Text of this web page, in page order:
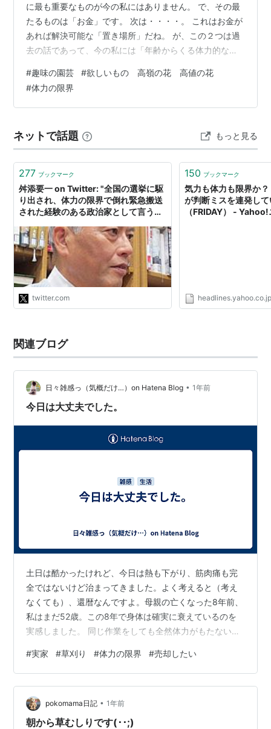
に最も重要なものが今の私にはありません。 で、その最
たるものは「お金」です。 次は・・・・。 これはお金が
あれば解決可能な「置き場所」だね。 が、この２つは過
去の話であって、今の私には「年齢からくる体力的な衰
あっても、欲しいものを買う気にはならないかも。 ちな
みに、今の現役世代では知らないと思うが、私が若かり
し頃には「花作りは金持ちの道楽」とまで言われてい
けだったが。 そう、今では「１０００円以下」でも手に
入る「洋ラン」が、私が二十歳くらいのころ…
#趣味の園芸 #欲しいもの 高嶺の花 高値の花
#体力の限界
ネットで話題 もっと見る
277 ブックマーク
舛添要一 on Twitter: "全国の選挙に駆
り出され、体力の限界で倒れ緊急搬送
された経験のある政治家として言う
休むのは政治家失格であり、私ならも
う戦線復帰している。政治家にとって
は選挙が一番大事だからだ。たとえば
コロナといった病名を医者が正しく公
表すれば万人が納得するのだが。"
twitter.com
150 ブックマーク
気力も体力も限界か
が判断ミスを連発し
（FRIDAY） -
関連ブログ
日々雑感っ（気概だけ…）on Hatena Blog • 1年前
今日は大丈夫でした。
土日は酷かったけれど、今日は熱も下がり、筋肉痛も完
全ではないけど治まってきました。よく考えると（考え
なくても）、還暦なんですよ。母親の亡くなった8年前、
私はまだ52歳。この8年で身体は確実に衰えているのを
実感しました。 同じ作業をしても全然体力がもたない。
えば楽なんだけど、反復動作って思った以上に疲れる
し、 同じ作業＝しかもほとんど使わない同じ筋肉を使う
ので疲労も激しい。いずれにしても今後も毎年同じ作業
をしていく自信はない。上物は50年ものなので０円とし
て、土地代と解体で”行って来い”もしくはちょっとプラス
#実家 #草刈り #体力の限界 #売却したい
pokomama日記 • 1年前
朝から草むしりです(･･;)